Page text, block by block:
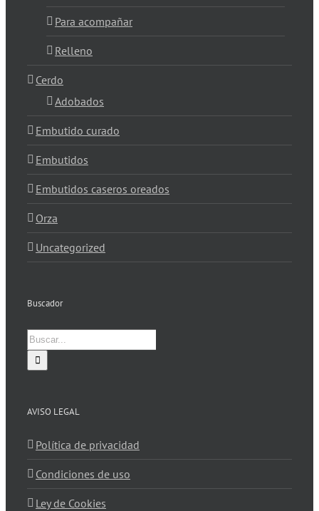
Para acompañar
Relleno
Cerdo
Adobados
Embutido curado
Embutidos
Embutidos caseros oreados
Orza
Uncategorized
Buscador
Buscar:
AVISO LEGAL
Política de privacidad
Condiciones de uso
Ley de Cookies